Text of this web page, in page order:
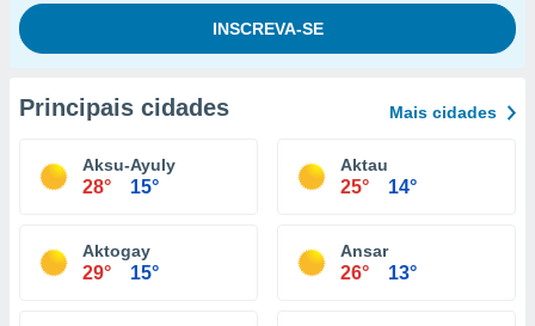
Principais cidades Mais cidades
Aksu-Ayuly
28° 15°
Aktau
25° 14°
Aktogay
29° 15°
Ansar
26° 13°